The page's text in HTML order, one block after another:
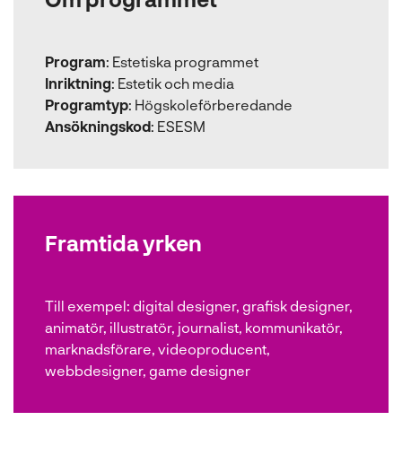
Program: Estetiska programmet
Inriktning: Estetik och media
Programtyp: Högskoleförberedande
Ansökningskod: ESESM
Framtida yrken
Till exempel: digital designer, grafisk designer,
animatör, illustratör, journalist, kommunikatör,
marknadsförare, videoproducent,
webbdesigner, game designer